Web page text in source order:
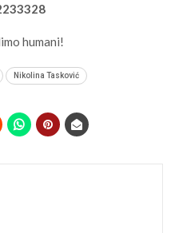
humani!
Nikolina Tasković